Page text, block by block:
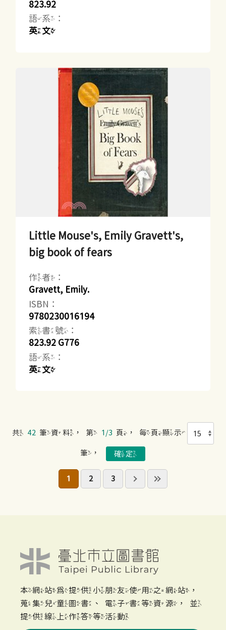
823.92
語系：
英文
Little Mouse's, Emily Gravett's,
big book of fears
作者：
Gravett, Emily.
ISBN：
9780230016194
索書號：
823.92 G776
語系：
英文
共 42 筆資料，第 1/3 頁，每頁顯示
筆，
1 2 3
本網站為提供小朋友使用之網站，
蒐集兒童圖書、電子書等資源，並
提供線上作答等活動